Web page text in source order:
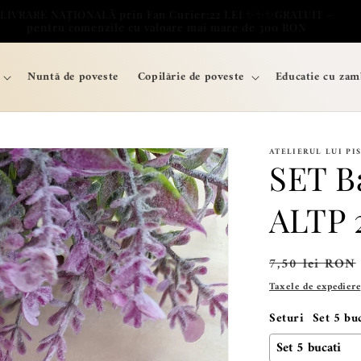
Nuntă de poveste Copilărie de poveste Educatie cu
ATELIERUL LUI
SET
ALTP
Preț
obișnuit
7,50 lei RON
Taxele de expediere
Seturi Set 5